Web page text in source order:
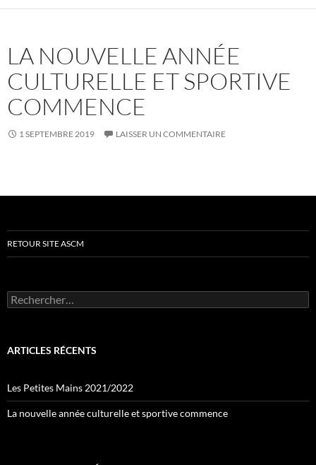
LA NOUVELLE ANNÉE
CULTURELLE ET SPORTIVE
COMMENCE
1 SEPTEMBRE 2019 LAISSER UN COMMENTAIRE
RETOUR SITE ASCM
Rechercher :
ARTICLES RÉCENTS
Les Petites Mains 2021/2022
La nouvelle année culturelle et sportive commence